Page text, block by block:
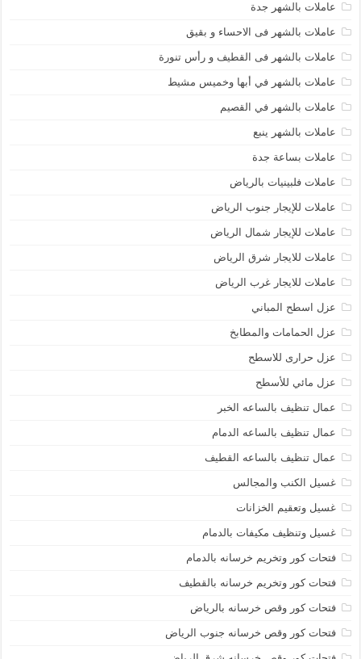
عاملات بالشهر جدة
عاملات بالشهر فى الاحساء و بقيق
عاملات بالشهر فى القطيف و رأس تنورة
عاملات بالشهر في أبها وخميس مشيط
عاملات بالشهر في القصيم
عاملات بالشهر ينبع
عاملات بساعة جدة
عاملات فلبينيات بالرياض
عاملات للإيجار جنوب الرياض
عاملات للإيجار شمال الرياض
عاملات للايجار شرق الرياض
عاملات للايجار غرب الرياض
عزل اسطح المباني
عزل الحمامات والمطابخ
عزل حرارى للاسطح
عزل مائي للأسطح
عمال تنظيف بالساعه الخبر
عمال تنظيف بالساعه الدمام
عمال تنظيف بالساعه القطيف
غسيل الكنب والمجالس
غسيل وتعقيم الخزانات
غسيل وتنظيف مكيفات بالدمام
فتحات كور وتخريم خرسانه بالدمام
فتحات كور وتخريم خرسانه بالقطيف
فتحات كور وقص خرسانه بالرياض
فتحات كور وقص خرسانه جنوب الرياض